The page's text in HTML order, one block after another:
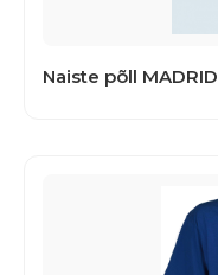
Naiste põll MADRID